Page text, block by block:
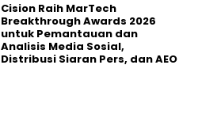
Cision Raih MarTech
Breakthrough Awards 2026
untuk Pemantauan dan
Analisis Media Sosial,
Distribusi Siaran Pers, dan AEO